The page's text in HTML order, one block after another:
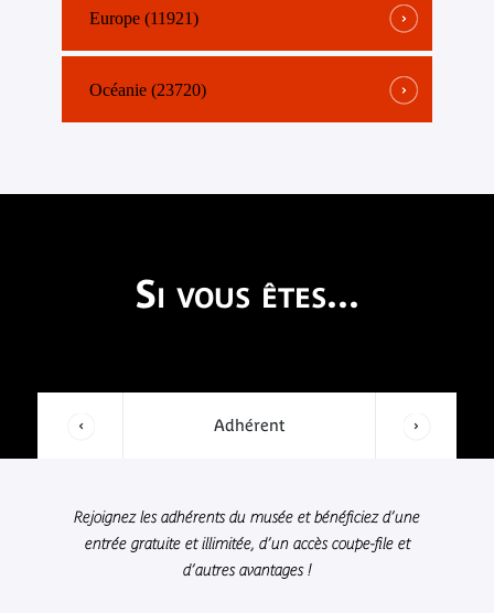
Europe (11921)
Océanie (23720)
Si vous êtes...
Adhérent
Rejoignez les adhérents du musée et bénéficiez d’une
entrée gratuite et illimitée, d’un accès coupe-file et
d’autres avantages !